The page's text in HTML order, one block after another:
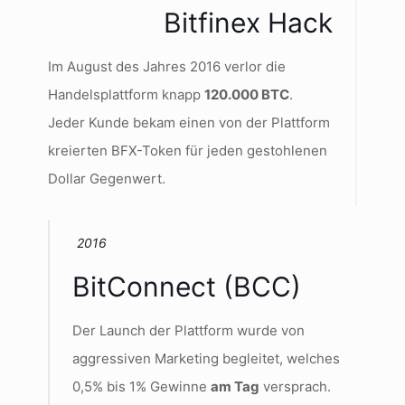
Bitfinex Hack
Im August des Jahres 2016 verlor die
Handelsplattform knapp 120.000 BTC.
Jeder Kunde bekam einen von der Plattform
kreierten BFX-Token für jeden gestohlenen
Dollar Gegenwert.
2016
BitConnect (BCC)
Der Launch der Plattform wurde von
aggressiven Marketing begleitet, welches
0,5% bis 1% Gewinne am Tag versprach.